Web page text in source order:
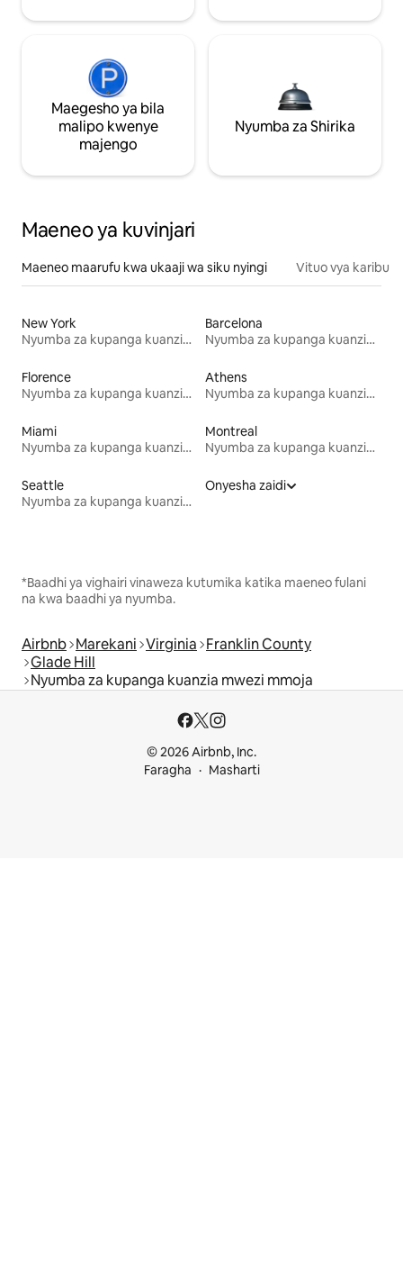
Maegesho ya bila
malipo kwenye
majengo
Nyumba za Shirika
Maeneo ya kuvinjari
Maeneo maarufu kwa ukaaji wa siku nyingi Vituo vya karibu
New York
Nyumba za kupanga kuanzia mwezi mmoja
Barcelona
Nyumba za kupanga kuanzia mwezi mmoja
Florence
Nyumba za kupanga kuanzia mwezi mmoja
Athens
Nyumba za kupanga kuanzia mwezi mmoja
Miami
Nyumba za kupanga kuanzia mwezi mmoja
Montreal
Nyumba za kupanga kuanzia mwezi mmoja
Seattle
Nyumba za kupanga kuanzia mwezi mmoja
Onyesha zaidi
*Baadhi ya vighairi vinaweza kutumika katika maeneo fulani
na kwa baadhi ya nyumba.
Airbnb Marekani Virginia Franklin County
Glade Hill
Nyumba za kupanga kuanzia mwezi mmoja
© 2026 Airbnb, Inc.
Faragha
Masharti